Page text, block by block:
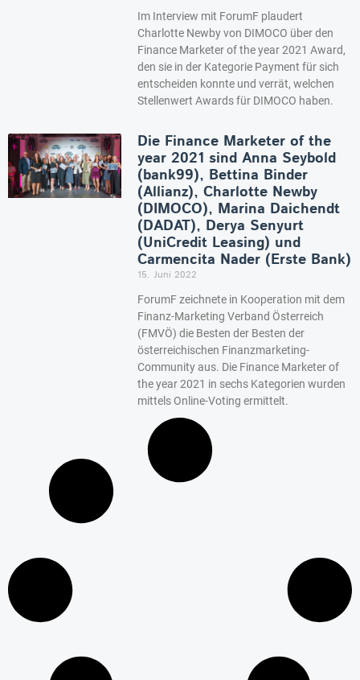
Im Interview mit ForumF plaudert
Charlotte Newby von DIMOCO über den
Finance Marketer of the year 2021 Award,
den sie in der Kategorie Payment für sich
entscheiden konnte und verrät, welchen
Stellenwert Awards für DIMOCO haben.
Die Finance Marketer of the
year 2021 sind Anna Seybold
(bank99), Bettina Binder
(Allianz), Charlotte Newby
(DIMOCO), Marina Daichendt
(DADAT), Derya Senyurt
(UniCredit Leasing) und
Carmencita Nader (Erste Bank)
15. Juni 2022
ForumF zeichnete in Kooperation mit dem
Finanz-Marketing Verband Österreich
(FMVÖ) die Besten der Besten der
österreichischen Finanzmarketing-
Community aus. Die Finance Marketer of
the year 2021 in sechs Kategorien wurden
mittels Online-Voting ermittelt.